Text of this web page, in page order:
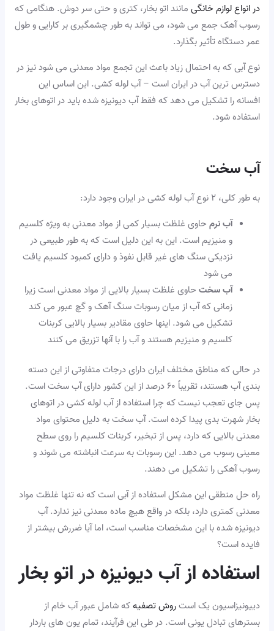
در انواع لوازم خانگی مانند اتو بخار، کتری و حتی سر دوش. هنگامی که
رسوب آهک جمع می شود، می تواند به طور چشمگیری بر کارایی و طول
عمر دستگاه تأثیر بگذارد.
نوع آبی که به احتمال زیاد باعث این تجمع مواد معدنی می شود نیز در
دسترس ترین آب در ایران است – آب لوله کشی. این اساس این
افسانه را تشکیل می دهد که فقط آب دیونیزه شده باید در اتوهای بخار
استفاده شود.
آب سخت
به طور کلی، ۲ نوع آب لوله کشی در ایران وجود دارد:
آب نرم حاوی غلظت بسیار کمی از مواد معدنی به ویژه کلسیم
و منیزیم است. این به این دلیل است که به طور طبیعی در
نزدیکی سنگ های غیر قابل نفوذ و دارای کمبود کلسیم یافت
می شود
آب سخت حاوی غلظت بسیار بالایی از مواد معدنی است زیرا
زمانی که آب از میان رسوبات سنگ آهک و گچ عبور می کند
تشکیل می شود. اینها حاوی مقادیر بسیار بالایی کربنات
کلسیم و منیزیم هستند و آب را با آنها تزریق می کنند
در حالی که مناطق مختلف ایران دارای درجات متفاوتی از این دسته
بندی آب هستند، تقریباً ۶۰ درصد از این کشور دارای آب سخت است.
پس جای تعجب نیست که چرا استفاده از آب لوله کشی در اتوهای
بخار شهرت بدی پیدا کرده است. آب سخت به دلیل محتوای مواد
معدنی بالایی که دارد، پس از تبخیر، کربنات کلسیم را روی سطح
معینی رسوب می دهد. این رسوبات به سرعت انباشته می شوند و
رسوب آهکی را تشکیل می دهند.
راه حل منطقی این مشکل استفاده از آبی است که نه تنها غلظت مواد
معدنی کمتری دارد، بلکه در واقع هیچ ماده معدنی نیز ندارد. آب
دیونیزه شده با این مشخصات مناسب است، اما آیا ضررش بیشتر از
فایده است؟
استفاده از آب دیونیزه در اتو بخار
دییونیزاسیون یک استروش تصفیهکه شامل عبور آب خام از
بسترهای تبادل یونی است. در طی این فرآیند، تمام یون های باردار